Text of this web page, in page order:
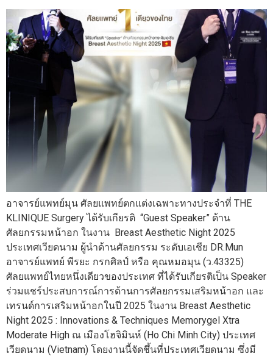
อาจารย์แพทย์มุน ศัลยแพทย์ตกแต่งเฉพาะทางประจำที่ THE
KLINIQUE Surgery ได้รับเกียรติ “Guest Speaker” ด้าน
ศัลยกรรมหน้าอก ในงาน Breast Aesthetic Night 2025
ประเทศเวียดนาม ผู้นำด้านศัลยกรรม ระดับเอเชีย DR.Mun
อาจารย์แพทย์ พีรยะ กรกศิลป์ หรือ คุณหมอมุน (ว.43325)
ศัลยแพทย์ไทยหนึ่งเดียวของประเทศ ที่ได้รับเกียรติเป็น Speaker
ร่วมแชร์ประสบการณ์การด้านการศัลยกรรมเสริมหน้าอก และ
เทรนด์การเสริมหน้าอกในปี 2025 ในงาน Breast Aesthetic
Night 2025 : Innovations & Techniques Memorygel Xtra
Moderate High ณ เมืองโฮจิมินห์ (Ho Chi Minh City) ประเทศ
เวียดนาม (Vietnam) โดยงานนี้จัดชึ้นที่ประเทศเวียดนาม ซึ่งมี